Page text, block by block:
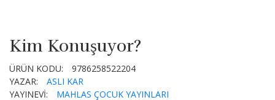
Kim Konuşuyor?
ÜRÜN KODU:
9786258522204
YAZAR:
ASLI KAR
YAYINEVİ:
MAHLAS ÇOCUK YAYINLARI